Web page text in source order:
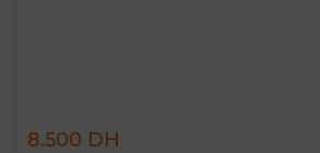
8.500 DH